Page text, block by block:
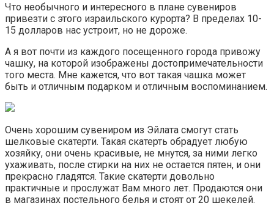
Что необычного и интересного в плане сувениров
привезти с этого израильского курорта? В пределах 10-
15 долларов нас устроит, но не дороже.
А я вот почти из каждого посещенного города привожу
чашку, на которой изображены достопримечательности
того места. Мне кажется, что вот такая чашка может
быть и отличным подарком и отличным воспоминанием.
Очень хорошим сувениром из Эйлата смогут стать
шелковые скатерти. Такая скатерть обрадует любую
хозяйку, они очень красивые, не мнутся, за ними легко
ухаживать, после стирки на них не остается пятен, и они
прекрасно гладятся. Такие скатерти довольно
практичные и прослужат Вам много лет. Продаются они
в магазинах постельного белья и стоят от 20 шекелей.